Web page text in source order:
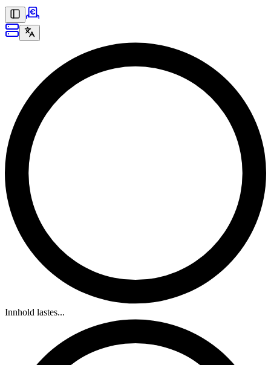
Innhold lastes...